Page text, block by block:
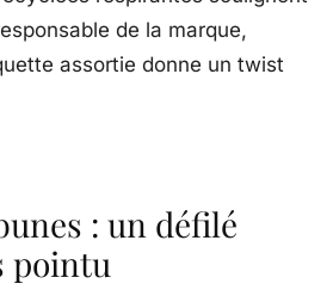
de la marque,
assortie donne un twist
: un défilé
pointu